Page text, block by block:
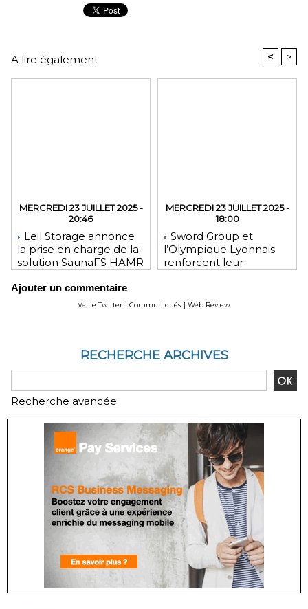
A lire également < >
MERCREDI 23 JUILLET 2025 -
20:46
Leil Storage annonce
la prise en charge de la
solution SaunaFS HAMR
stockage accrue lors
des déploiements sur
MERCREDI 23 JUILLET 2025 -
18:00
Sword Group et
l’Olympique Lyonnais
renforcent leur
Ajouter un commentaire
Veille Twitter | Communiqués | Web Review
RECHERCHE ARCHIVES
Recherche avancée